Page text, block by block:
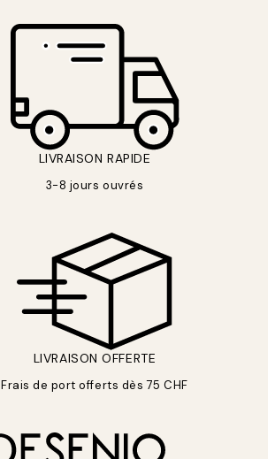
LIVRAISON RAPIDE
3-8 jours ouvrés
LIVRAISON OFFERTE
Frais de port offerts dès 75 CHF